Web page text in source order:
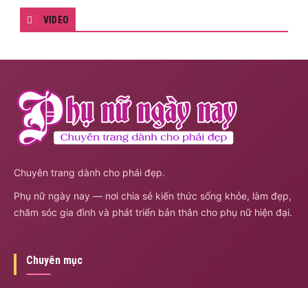
VIDEO
Chuyên trang dành cho phái đẹp.
Phụ nữ ngày nay — nơi chia sẻ kiến thức sống khỏe, làm đẹp,
chăm sóc gia đình và phát triển bản thân cho phụ nữ hiện đại.
Chuyên mục